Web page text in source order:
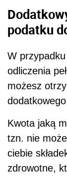
podatku
W
odliczenia
możesz
Kwota jaką
tzn. nie
ciebie
zdrowotne,